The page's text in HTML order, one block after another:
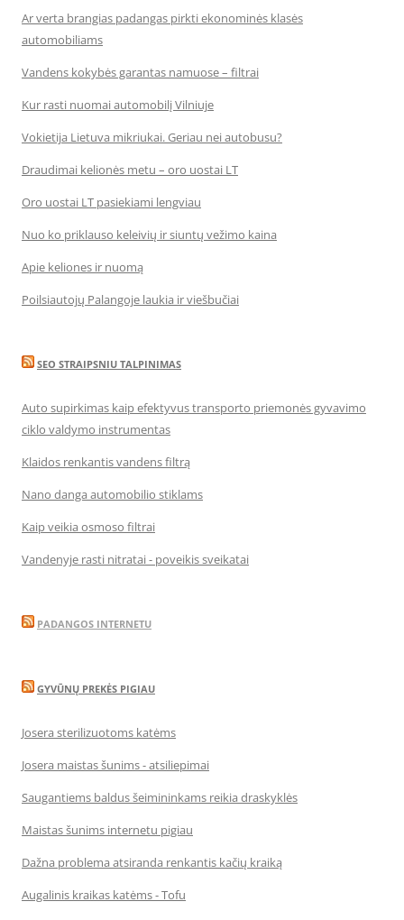
Ar verta brangias padangas pirkti ekonominės klasės
automobiliams
Vandens kokybės garantas namuose – filtrai
Kur rasti nuomai automobilį Vilniuje
Vokietija Lietuva mikriukai. Geriau nei autobusu?
Draudimai kelionės metu – oro uostai LT
Oro uostai LT pasiekiami lengviau
Nuo ko priklauso keleivių ir siuntų vežimo kaina
Apie keliones ir nuomą
Poilsiautojų Palangoje laukia ir viešbučiai
SEO STRAIPSNIU TALPINIMAS
Auto supirkimas kaip efektyvus transporto priemonės gyvavimo
ciklo valdymo instrumentas
Klaidos renkantis vandens filtrą
Nano danga automobilio stiklams
Kaip veikia osmoso filtrai
Vandenyje rasti nitratai - poveikis sveikatai
PADANGOS INTERNETU
GYVŪNŲ PREKĖS PIGIAU
Josera sterilizuotoms katėms
Josera maistas šunims - atsiliepimai
Saugantiems baldus šeimininkams reikia draskyklės
Maistas šunims internetu pigiau
Dažna problema atsiranda renkantis kačių kraiką
Augalinis kraikas katėms - Tofu